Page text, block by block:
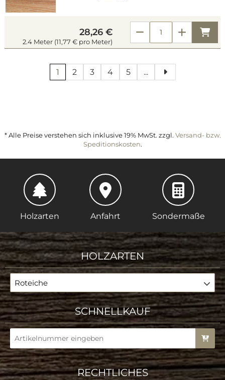
28,26 €
2.4 Meter (11,77 € pro Meter)
1 2 3 4 5 ...
* Alle Preise verstehen sich inklusive 19% MwSt. zzgl. Versand- bzw.
Speditionskosten.
Holzarten Anfahrt Sondermaße
HOLZARTEN
Roteiche
SCHNELLKAUF
RECHTLICHES